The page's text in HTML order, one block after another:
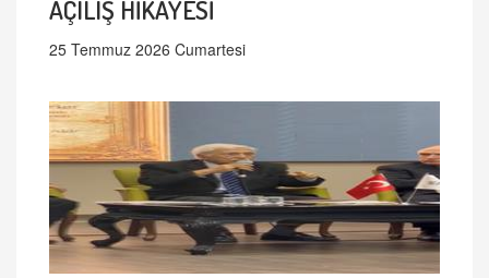
AÇILIŞ HİKAYESİ
25 Temmuz 2026 Cumartesi